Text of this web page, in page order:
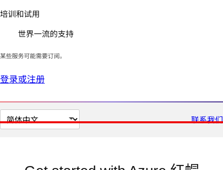
培训和试用
世界一流的支持
某些服务可能需要订阅。
登录或注册
切
换
联系我们